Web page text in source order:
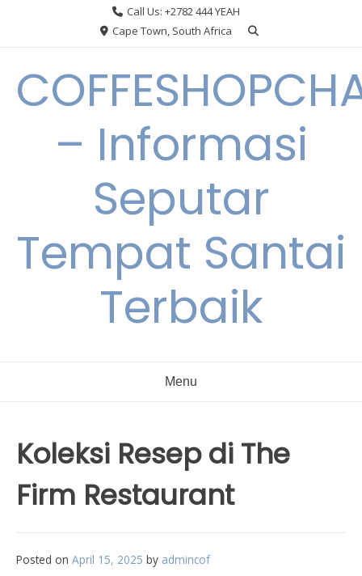
Call Us: +2782 444 YEAH
Cape Town, South Africa
– Informasi
Seputar
Tempat Santai
Terbaik
Menu
Koleksi Resep di The
Firm Restaurant
Posted on April 15, 2025 by admincof